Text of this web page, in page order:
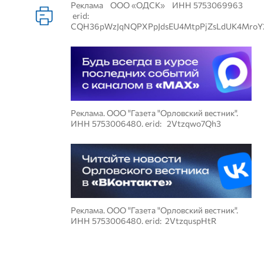
Реклама ООО «ОДСК» ИНН 5753069963
erid:
Реклама. ООО "Газета "Орловский вестник".
ИНН 5753006480. erid: 2Vtzqwo7Qh3
Реклама. ООО "Газета "Орловский вестник".
ИНН 5753006480. erid: 2VtzquspHtR